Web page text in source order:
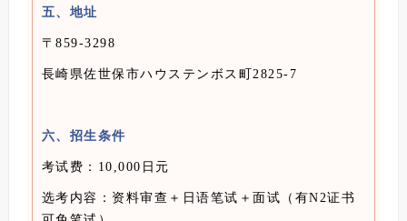
五、 地址
〒859-3298
長崎県佐世保市ハウステンボス町2825-7
六、招生条件
考试费：10,000日元
选考内容：资料审查＋日语笔试＋面试（有N2证书